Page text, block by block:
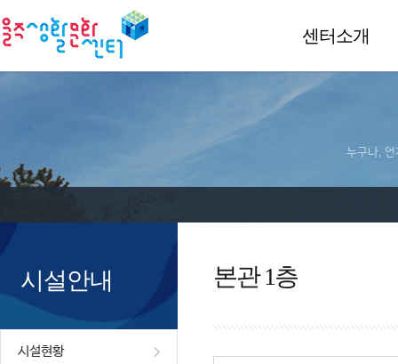
센터소개
누구나, 언
시설안내
시설현황
본관 1층